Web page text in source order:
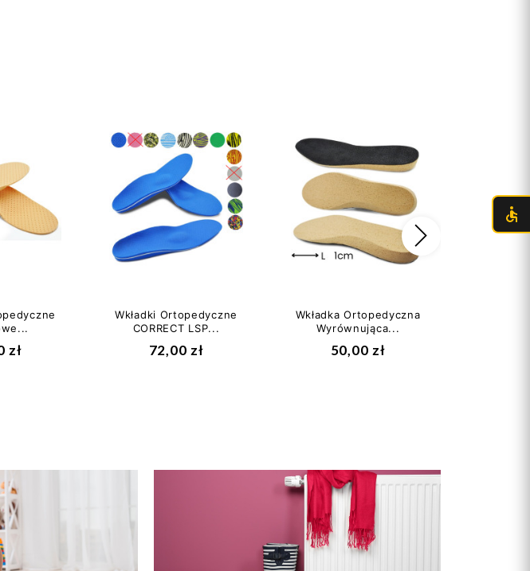
zł
Wkładki Ortopedyczne
CORRECT LSP...
72,00 zł
Wkładka Ortopedyczna
Wyrównująca...
50,00 zł